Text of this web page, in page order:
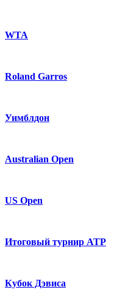
WTA
Roland Garros
Уимблдон
Australian Open
US Open
Итоговый турнир ATP
Кубок Дэвиса